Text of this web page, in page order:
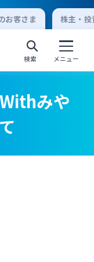
お客さま 株主・
検索 メニュー
ンキング
キング
みや